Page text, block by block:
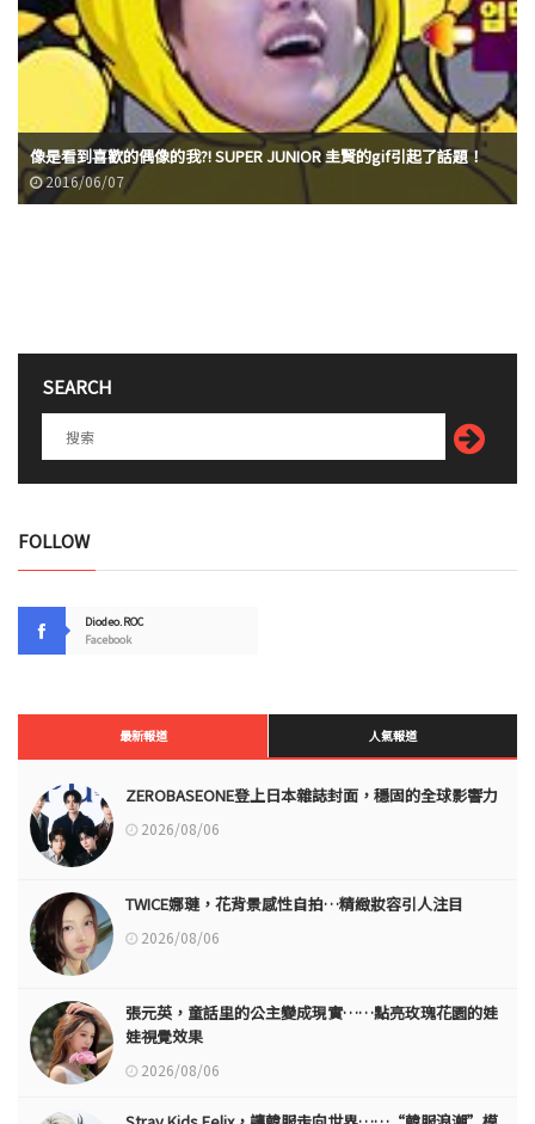
像是看到喜歡的偶像的我?! SUPER JUNIOR 圭賢的gif引起了話題！
2016/06/07
SEARCH
FOLLOW
Diodeo.ROC
Facebook
最新報道 人氣報道
ZEROBASEONE登上日本雜誌封面，穩固的全球影響力
2026/08/06
TWICE娜璉，花背景感性自拍…精緻妝容引人注目
2026/08/06
張元英，童話里的公主變成現實……點亮玫瑰花園的娃
娃視覺效果
2026/08/06